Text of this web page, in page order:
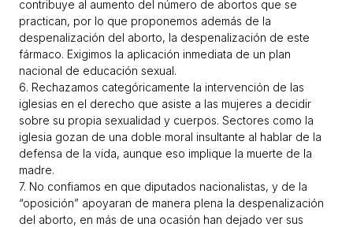
contribuye al aumento del número de abortos que se
practican, por lo que proponemos además de la
despenalización del aborto, la despenalización de este
fármaco. Exigimos la aplicación inmediata de un plan
nacional de educación sexual.
6. Rechazamos categóricamente la intervención de las
iglesias en el derecho que asiste a las mujeres a decidir
sobre su propia sexualidad y cuerpos. Sectores como la
iglesia gozan de una doble moral insultante al hablar de la
defensa de la vida, aunque eso implique la muerte de la
madre.
7. No confiamos en que diputados nacionalistas, y de la
“oposición” apoyaran de manera plena la despenalización
del aborto, en más de una ocasión han dejado ver sus